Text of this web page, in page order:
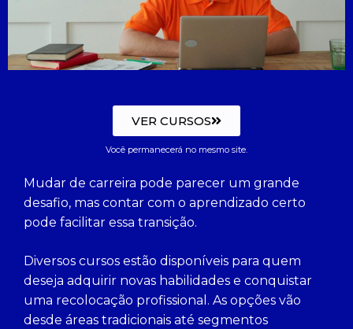
VER CURSOS
Você permanecerá no mesmo site.
Mudar de carreira pode parecer um grande
desafio, mas contar com o aprendizado certo
pode facilitar essa transição.
Diversos cursos estão disponíveis para quem
deseja adquirir novas habilidades e conquistar
uma recolocação profissional. As opções vão
desde áreas tradicionais até segmentos